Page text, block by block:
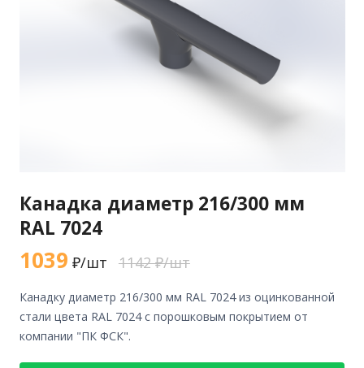
Канадка диаметр 216/300 мм
RAL 7024
1039 ₽/шт 1142 ₽/шт
канадку диаметр 216/300 мм RAL 7024 из оцинкованной
стали цвета RAL 7024 с порошковым покрытием от
компании "ПК ФСК".